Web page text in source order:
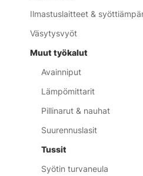
Ilmastuslaitteet &
Väsytysvyöt
Muut työkalut
Avainniput
Lämpömittarit
Pillinarut & nauhat
Suurennuslasit
Tussit
Syötin turvaneula